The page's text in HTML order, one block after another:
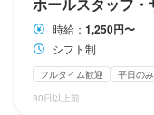
時給： 1,250円〜
シフト制
フルタイム歓迎 平日の
30日以上前
・まかない付き
・交通費支給（ガソリ
まかない・食事補助あり 社
社内イベントあり(旅行、BBQ等)
・まかない付き
・交通費支給（ガソリ
まかない・食事補助あり 社
バイク通勤OK
学歴不問 未経験者歓迎 独
フリーター歓迎
大学生歓迎
仕事内容
フリーター歓迎
大学生歓迎
仕事内容
・お客様に喜んでいた